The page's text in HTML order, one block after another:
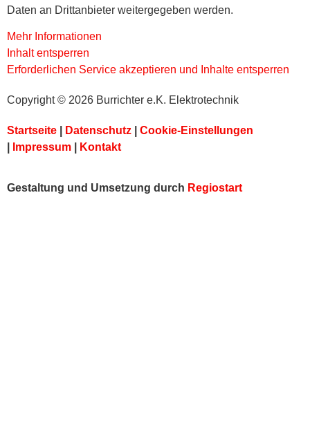
Daten an Drittanbieter weitergegeben werden.
Mehr Informationen
Inhalt entsperren
Erforderlichen Service akzeptieren und Inhalte entsperren
Copyright © 2026 Burrichter e.K. Elektrotechnik
Startseite Datenschutz
Cookie-Einstellungen
Impressum Kontakt
Gestaltung und Umsetzung durch Regiostart